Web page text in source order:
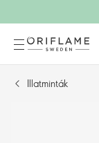
Illatminták